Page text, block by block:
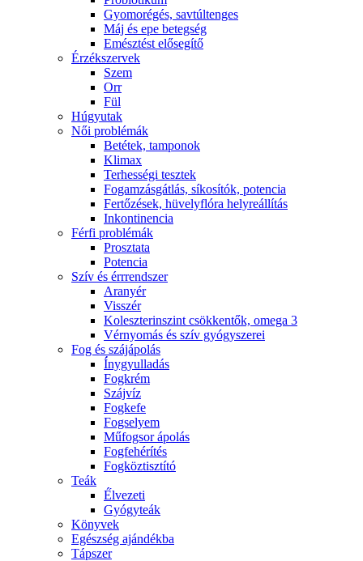
Gyomorégés, savtúltenges
Máj és epe betegség
Emésztést elősegítő
Érzékszervek
Szem
Orr
Fül
Húgyutak
Női problémák
Betétek, tamponok
Klimax
Terhességi tesztek
Fogamzásgátlás, síkosítók, potencia
Fertőzések, hüvelyflóra helyreállítás
Inkontinencia
Férfi problémák
Prosztata
Potencia
Szív és érrrendszer
Aranyér
Visszér
Koleszterinszint csökkentők, omega 3
Vérnyomás és szív gyógyszerei
Fog és szájápolás
Í́nygyulladás
Fogkrém
Szájvíz
Fogkefe
Fogselyem
Műfogsor ápolás
Fogfehérítés
Fogköztisztító
Teák
É́lvezeti
Gyógyteák
Könyvek
Egészség ajándékba
Tápszer